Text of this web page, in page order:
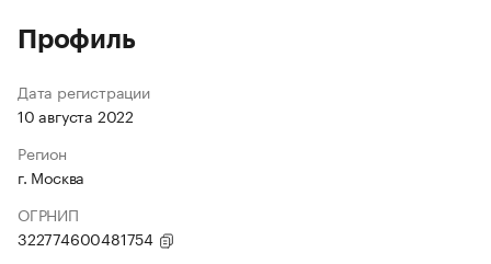
Профиль
Дата регистрации
10 августа 2022
Регион
г. Москва
ОГРНИП
322774600481754